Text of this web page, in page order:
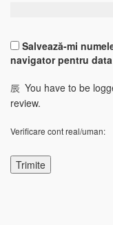
Salvează-mi
navigator pentru
You have to be
review.
Verificare cont real/uman: